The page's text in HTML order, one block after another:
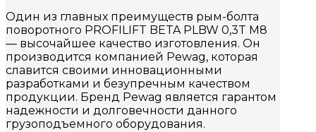
Один из главных преимуществ рым-болта
поворотного PROFILIFT BETA PLBW 0,3T M8
— высочайшее качество изготовления. Он
производится компанией Pewag, которая
славится своими инновационными
разработками и безупречным качеством
продукции. Бренд Pewag является гарантом
надежности и долговечности данного
грузоподъемного оборудования.